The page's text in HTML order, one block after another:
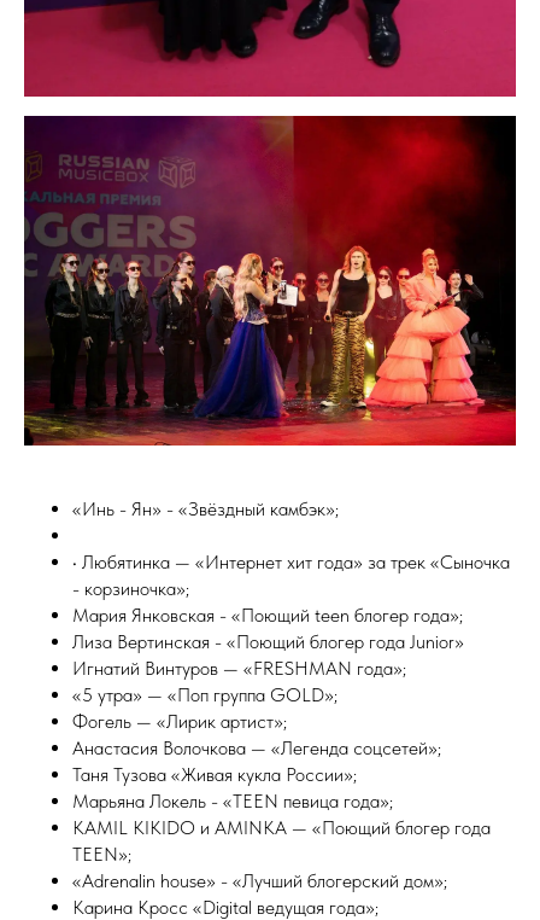
«Инь - Ян» - «Звёздный камбэк»;
• Любятинка — «Интернет хит года» за трек «Сыночка
- корзиночка»;
Мария Янковская - «Поющий teen блогер года»;
Лиза Вертинская - «Поющий блогер года Junior»
Игнатий Винтуров — «FRESHMAN года»;
«5 утра» — «Поп группа GOLD»;
Фогель — «Лирик артист»;
Анастасия Волочкова — «Легенда соцсетей»;
Таня Тузова «Живая кукла России»;
Марьяна Локель - «TEEN певица года»;
KAMIL KIKIDO и AMINKA — «Поющий блогер года
TEEN»;
«Adrenalin house» - «Лучший блогерский дом»;
Карина Кросс «Digital ведущая года»;